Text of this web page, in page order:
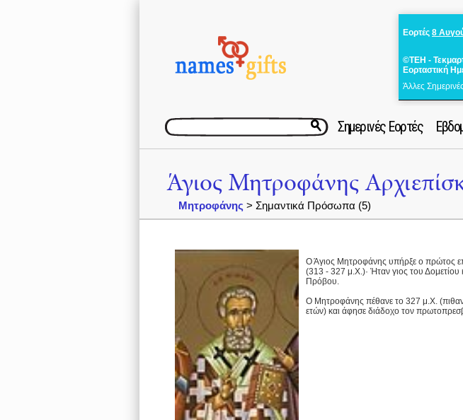
Εορτές 8
©ΤΕΗ -
Εορταστική
Άλλες
Σημερινές Εορτές
Άγιος Μητροφάνης
Μητροφάνης > Σημαντικά Πρόσωπα (5)
Ο Άγιος Μητροφάνης υπήρξε ο πρώτος
(313 - 327 μ.Χ.)· Ήταν γιος του Δομετίου
Πρόβου.
Ο Μητροφάνης πέθανε το 327 μ.Χ.
ετών) και άφησε διάδοχο τον